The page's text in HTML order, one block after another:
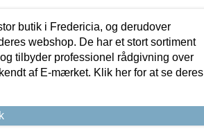
butik i Fredericia, og derudover
webshop. De har et stort sortiment
tilbyder professionel rådgivning over
af E-mærket. Klik her for at se deres